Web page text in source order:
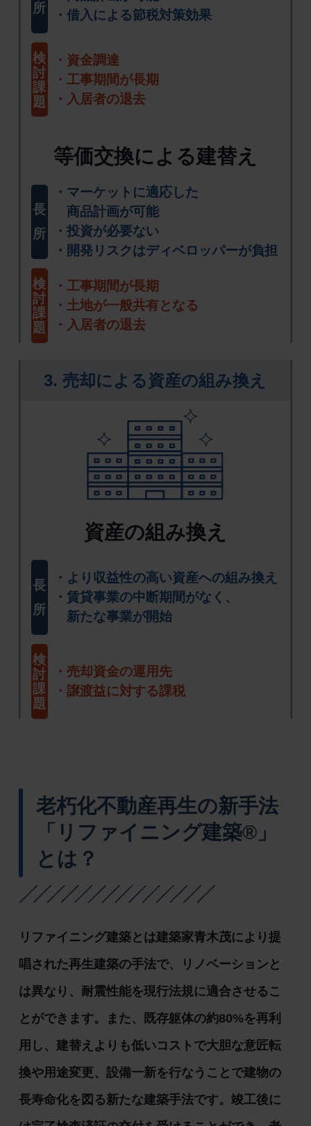
所
借入による節税対策効果
検
討
課
題
資金調達
工事期間が長期
入居者の退去
等価交換による建替え
長
所
マーケットに適応した
商品計画が可能
投資が必要ない
開発リスクはディベロッパーが負担
検
討
課
題
工事期間が長期
土地が一般共有となる
入居者の退去
3. 売却による資産の組み換え
資産の組み換え
長
所
より収益性の高い資産への組み換え
賃貸事業の中断期間がなく、
新たな事業が開始
検
討
課
題
売却資金の運用先
譲渡益に対する課税
老朽化不動産再生の新手法
「リファイニング建築®」
とは？
リファイニング建築とは建築家青木茂により提
唱された再生建築の手法で、リノベーションと
は異なり、耐震性能を現行法規に適合させるこ
とができます。また、既存躯体の約80%を再利
用し、建替えよりも低いコストで大胆な意匠転
換や用途変更、設備一新を行なうことで建物の
長寿命化を図る新たな建築手法です。竣工後に